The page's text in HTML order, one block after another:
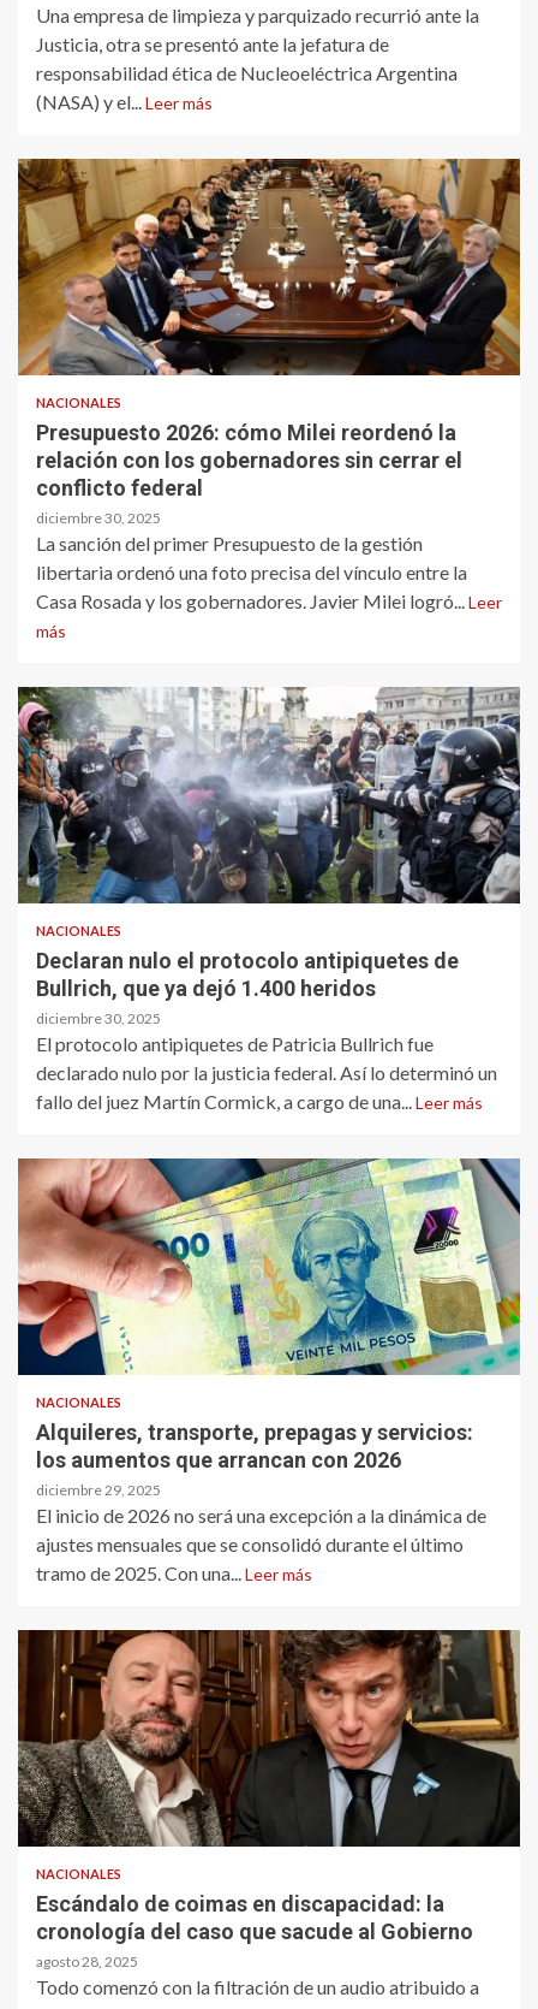
Una empresa de limpieza y parquizado recurrió ante la
Justicia, otra se presentó ante la jefatura de
responsabilidad ética de Nucleoeléctrica Argentina
(NASA) y el... Leer más
NACIONALES
Presupuesto 2026: cómo Milei reordenó la
relación con los gobernadores sin cerrar el
conflicto federal
diciembre 30, 2025
La sanción del primer Presupuesto de la gestión
libertaria ordenó una foto precisa del vínculo entre la
Casa Rosada y los gobernadores. Javier Milei logró... Leer
más
NACIONALES
Declaran nulo el protocolo antipiquetes de
Bullrich, que ya dejó 1.400 heridos
diciembre 30, 2025
El protocolo antipiquetes de Patricia Bullrich fue
declarado nulo por la justicia federal. Así lo determinó un
fallo del juez Martín Cormick, a cargo de una... Leer más
NACIONALES
Alquileres, transporte, prepagas y servicios:
los aumentos que arrancan con 2026
diciembre 29, 2025
El inicio de 2026 no será una excepción a la dinámica de
ajustes mensuales que se consolidó durante el último
tramo de 2025. Con una... Leer más
NACIONALES
Escándalo de coimas en discapacidad: la
cronología del caso que sacude al Gobierno
agosto 28, 2025
Todo comenzó con la filtración de un audio atribuido a